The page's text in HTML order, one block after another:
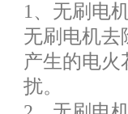
1、无刷电
无刷电机去
产生的电火
扰。